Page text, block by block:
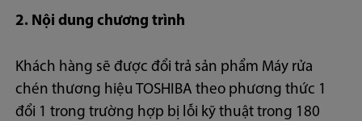
2. Nội dung chương trình
Khách hàng sẽ được đổi trả sản phẩm Máy rửa
chén thương hiệu TOSHIBA theo phương thức 1
đổi 1 trong trường hợp bị lỗi kỹ thuật trong 180